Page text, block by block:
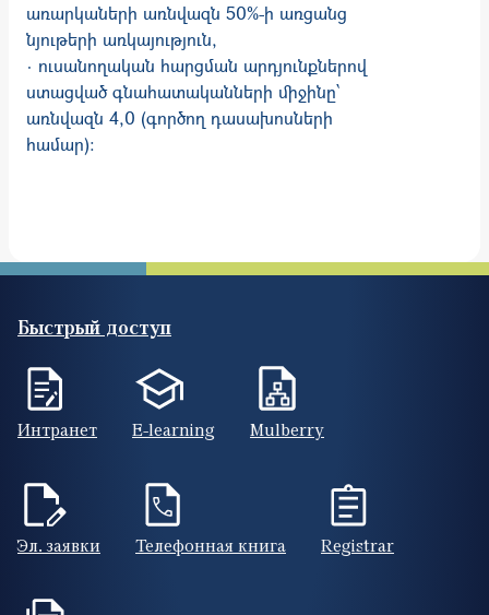
առարկաների առնվազն 50%-ի առցանց
նյութերի առկայություն,
· ուսանողական հարցման արդյունքներով
ստացված գնահատականների միջինը՝
առնվազն 4,0 (գործող դասախոսների
համար)։
Быстрый доступ
Интранет E-learning Mulberry
Эл. заявки Телефонная книга Registrar